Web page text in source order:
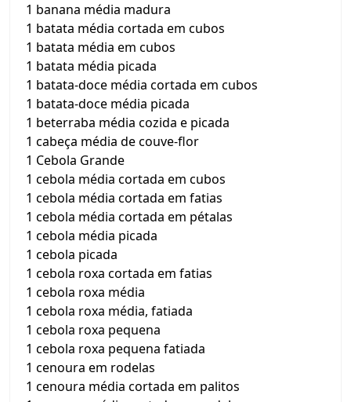
1 banana média madura
1 batata média cortada em cubos
1 batata média em cubos
1 batata média picada
1 batata-doce média cortada em cubos
1 batata-doce média picada
1 beterraba média cozida e picada
1 cabeça média de couve-flor
1 Cebola Grande
1 cebola média cortada em cubos
1 cebola média cortada em fatias
1 cebola média cortada em pétalas
1 cebola média picada
1 cebola picada
1 cebola roxa cortada em fatias
1 cebola roxa média
1 cebola roxa média, fatiada
1 cebola roxa pequena
1 cebola roxa pequena fatiada
1 cenoura em rodelas
1 cenoura média cortada em palitos